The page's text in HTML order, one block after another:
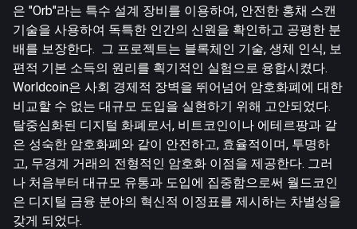
은 "Orb"라는 특수 설계 장비를 이용하여, 안전한 홍채 스캔
기술을 사용하여 독특한 인간의 신원을 확인하고 공평한 분
배를 보장한다. 그 프로젝트는 블록체인 기술, 생체 인식, 보
편적 기본 소득의 원리를 획기적인 실험으로 융합시켰다.
Worldcoin은 사회 경제적 장벽을 뛰어넘어 암호화폐에 대한
비교할 수 없는 대규모 도입을 실현하기 위해 고안되었다.
탈중심화된 디지털 화폐로서, 비트코인이나 에테르팡과 같
은 성숙한 암호화폐와 같이 안전하고, 효율적이며, 투명하
고, 무경계 거래의 전형적인 암호화 이점을 제공한다. 그러
나 처음부터 대규모 유통과 도입에 집중함으로써 월드코인
은 디지털 금융 분야의 혁신적 이정표를 제시하는 차별성을
갖게 되었다.